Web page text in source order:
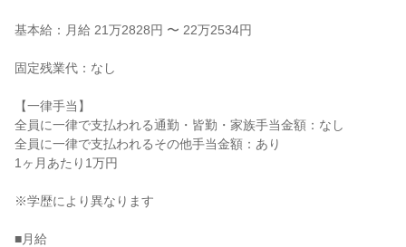
基本給：月給 21万2828円 〜 22万2534円
固定残業代：なし
【一律手当】
全員に一律で支払われる通勤・皆勤・家族手当金額：なし
全員に一律で支払われるその他手当金額：あり
1ヶ月あたり1万円
※学歴により異なります
■月給